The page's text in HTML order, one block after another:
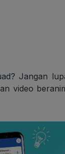
Jangan
video